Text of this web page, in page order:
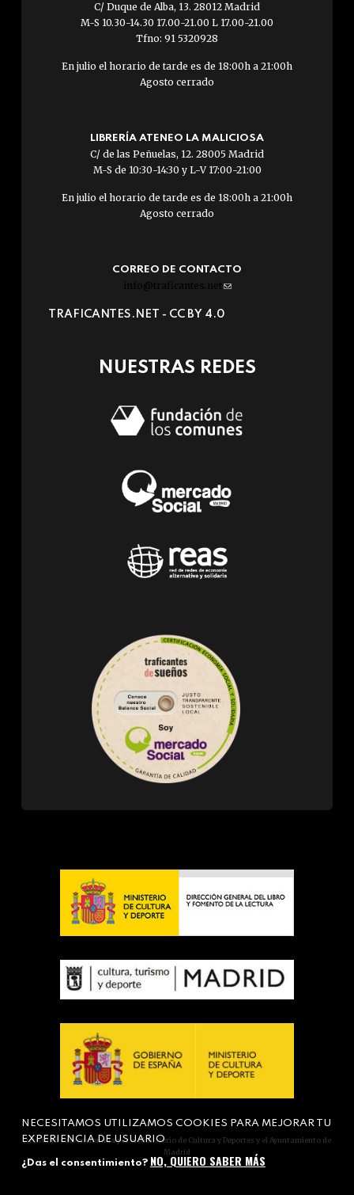
C/ Duque de Alba, 13. 28012 Madrid
M-S 10.30-14.30 17.00-21.00 L 17.00-21.00
Tfno: 91 5320928
En julio el horario de tarde es de 18:00h a 21:00h
Agosto cerrado
LIBRERÍA ATENEO LA MALICIOSA
C/ de las Peñuelas, 12. 28005 Madrid
M-S de 10:30-14:30 y L-V 17:00-21:00
En julio el horario de tarde es de 18:00h a 21:00h
Agosto cerrado
CORREO DE CONTACTO
info@traficantes.net (link
e-
TRAFICANTES.NET - CC BY 4.0
NUESTRAS REDES
Actividad subvencionada por el Ministerio de Cultura y Deportes y el Ayuntamiento de
Madrid
NECESITAMOS UTILIZAMOS COOKIES PARA MEJORAR TU
EXPERIENCIA DE USUARIO
¿Das el consentimiento? NO, QUIERO SABER MÁS